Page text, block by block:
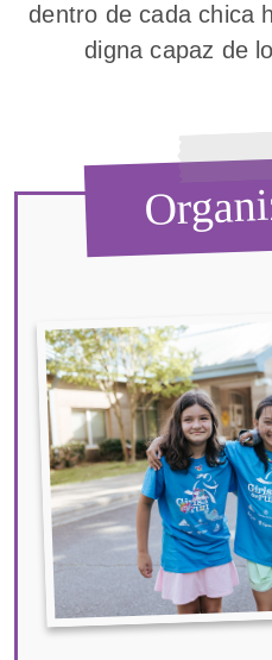
dentro de cada chica
digna capaz de